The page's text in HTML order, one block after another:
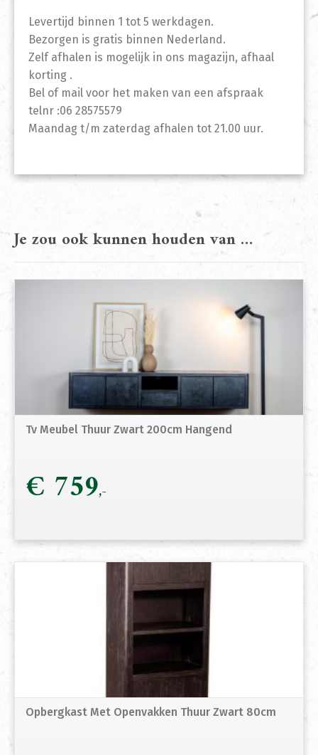
Levertijd binnen 1 tot 5 werkdagen.
Bezorgen is gratis binnen Nederland.
Zelf afhalen is mogelijk in ons magazijn, afhaal
korting .
Bel of mail voor het maken van een afspraak
telnr :06 28575579
Maandag t/m zaterdag afhalen tot 21.00 uur.
Je zou ook kunnen houden van …
Tv Meubel Thuur Zwart 200cm Hangend
€ 759
Opbergkast Met Openvakken Thuur Zwart 80cm